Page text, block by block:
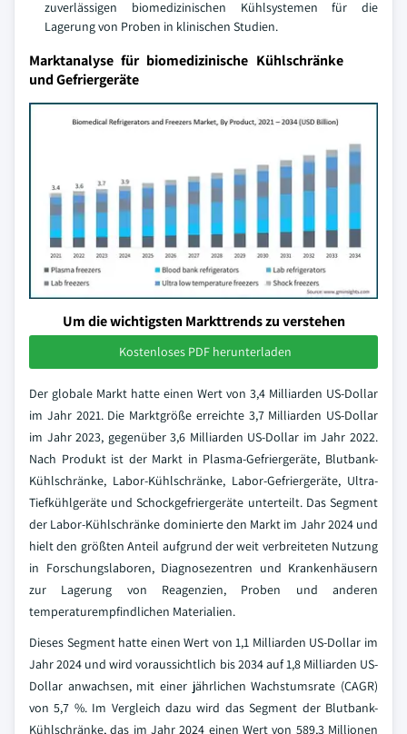
zuverlässigen biomedizinischen Kühlsystemen für die
Lagerung von Proben in klinischen Studien.
Marktanalyse für biomedizinische Kühlschränke
und Gefriergeräte
Um die wichtigsten Markttrends zu verstehen
Kostenloses PDF herunterladen
Der globale Markt hatte einen Wert von 3,4 Milliarden US-Dollar
im Jahr 2021. Die Marktgröße erreichte 3,7 Milliarden US-Dollar
im Jahr 2023, gegenüber 3,6 Milliarden US-Dollar im Jahr 2022.
Nach Produkt ist der Markt in Plasma-Gefriergeräte, Blutbank-
Kühlschränke, Labor-Kühlschränke, Labor-Gefriergeräte, Ultra-
Tiefkühlgeräte und Schockgefriergeräte unterteilt. Das Segment
der Labor-Kühlschränke dominierte den Markt im Jahr 2024 und
hielt den größten Anteil aufgrund der weit verbreiteten Nutzung
in Forschungslaboren, Diagnosezentren und Krankenhäusern
zur Lagerung von Reagenzien, Proben und anderen
temperaturempfindlichen Materialien.
Dieses Segment hatte einen Wert von 1,1 Milliarden US-Dollar im
Jahr 2024 und wird voraussichtlich bis 2034 auf 1,8 Milliarden US-
Dollar anwachsen, mit einer jährlichen Wachstumsrate (CAGR)
von 5,7 %. Im Vergleich dazu wird das Segment der Blutbank-
Kühlschränke, das im Jahr 2024 einen Wert von 589,3 Millionen